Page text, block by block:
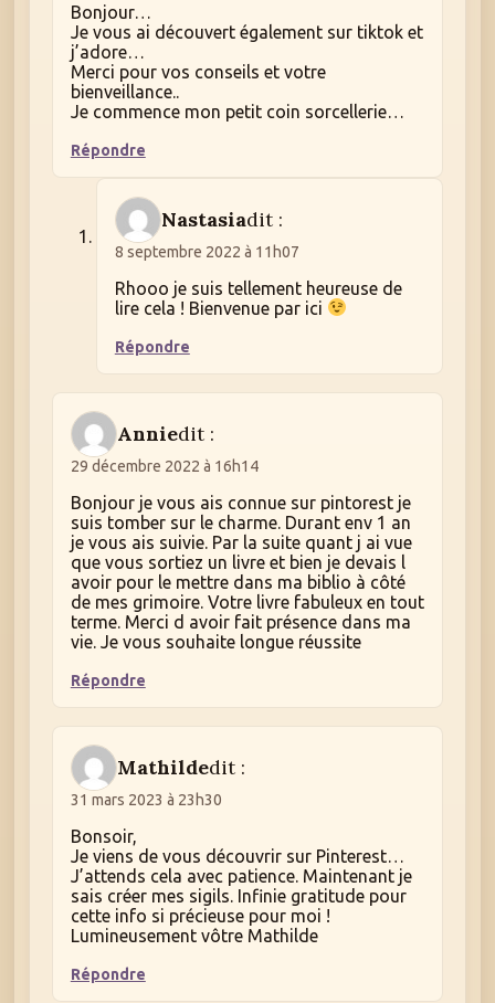
Bonjour…
Je vous ai découvert également sur tiktok et
j’adore…
Merci pour vos conseils et votre
bienveillance..
Je commence mon petit coin sorcellerie…
Répondre
Nastasiadit :
8 septembre 2022 à 11h07
Rhooo je suis tellement heureuse de
lire cela ! Bienvenue par ici
Répondre
Anniedit :
29 décembre 2022 à 16h14
Bonjour je vous ais connue sur pintorest je
suis tomber sur le charme. Durant env 1 an
je vous ais suivie. Par la suite quant j ai vue
que vous sortiez un livre et bien je devais l
avoir pour le mettre dans ma biblio à côté
de mes grimoire. Votre livre fabuleux en tout
terme. Merci d avoir fait présence dans ma
vie. Je vous souhaite longue réussite
Répondre
Mathildedit :
31 mars 2023 à 23h30
Bonsoir,
Je viens de vous découvrir sur Pinterest…
J’attends cela avec patience. Maintenant je
sais créer mes sigils. Infinie gratitude pour
cette info si précieuse pour moi !
Lumineusement vôtre Mathilde
Répondre